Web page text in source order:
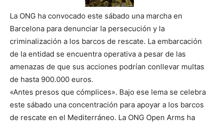
La ONG ha convocado este sábado una marcha en
Barcelona para denunciar la persecución y la
criminalización a los barcos de rescate. La embarcación
de la entidad se encuentra operativa a pesar de las
amenazas de que sus acciones podrían conllevar multas
de hasta 900.000 euros.
«Antes presos que cómplices». Bajo ese lema se celebra
este sábado una concentración para apoyar a los barcos
de rescate en el Mediterráneo. La ONG Open Arms ha